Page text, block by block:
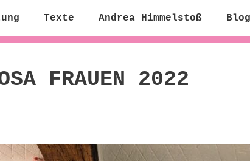
Texte Andrea Himmelstoß Blog
FRAUEN 2022